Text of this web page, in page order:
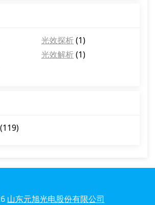
光效探析(1)
光效解析(1)
(119)
山东元旭光电股份有限公司